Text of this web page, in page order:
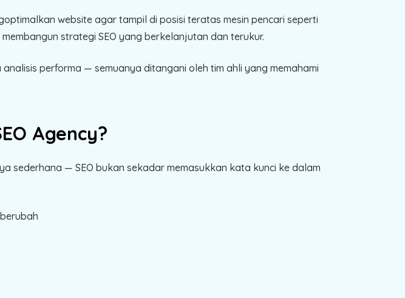
website agar tampil di posisi teratas mesin pencari seperti
strategi SEO yang berkelanjutan dan terukur.
performa — semuanya ditangani oleh tim ahli yang memahami
Agency?
sederhana — SEO bukan sekadar memasukkan kata kunci ke dalam